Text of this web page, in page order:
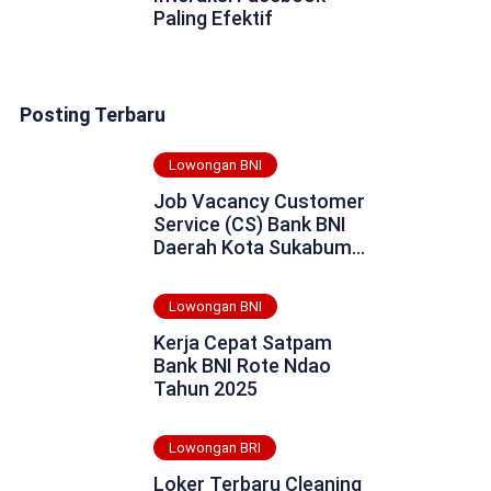
Paling Efektif
Posting Terbaru
Lowongan BNI
Job Vacancy Customer
Service (CS) Bank BNI
Daerah Kota Sukabumi
Lowongan BNI
Kerja Cepat Satpam
Bank BNI Rote Ndao
Tahun 2025
Lowongan BRI
Loker Terbaru Cleaning